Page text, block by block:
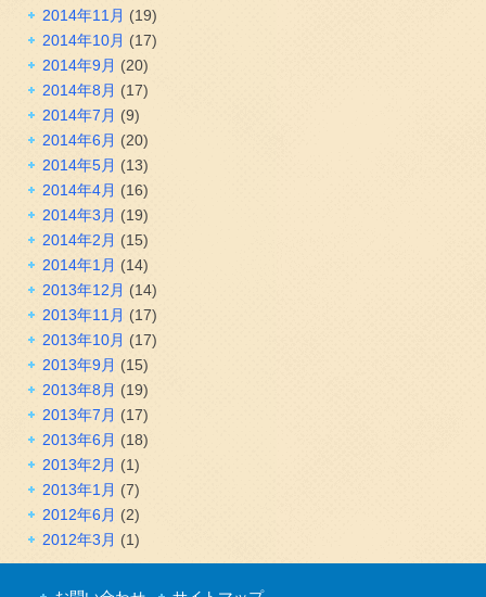
2014年11月 (19)
2014年10月 (17)
2014年9月 (20)
2014年8月 (17)
2014年7月 (9)
2014年6月 (20)
2014年5月 (13)
2014年4月 (16)
2014年3月 (19)
2014年2月 (15)
2014年1月 (14)
2013年12月 (14)
2013年11月 (17)
2013年10月 (17)
2013年9月 (15)
2013年8月 (19)
2013年7月 (17)
2013年6月 (18)
2013年2月 (1)
2013年1月 (7)
2012年6月 (2)
2012年3月 (1)